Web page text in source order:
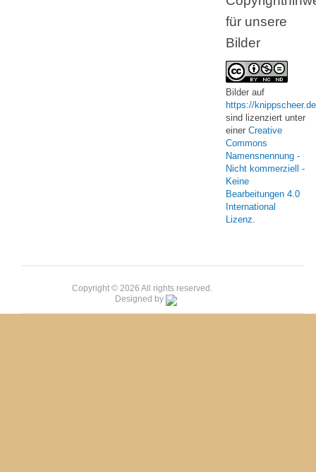
für unsere
Bilder
Bilder auf
https://knippscheer.de
sind lizenziert unter
einer Creative
Commons
Namensnennung -
Nicht kommerziell -
Keine
Bearbeitungen 4.0
International
Lizenz.
Copyright © 2026 All rights reserved.
Designed by